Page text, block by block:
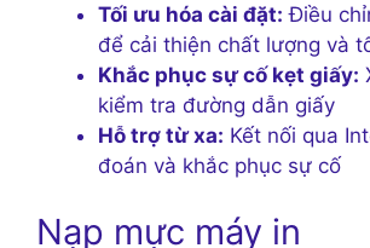
Tối ưu hóa cài đặt: Điều
để cải thiện chất lượng và
Khắc phục sự cố kẹt giấy:
kiểm tra đường dẫn giấy
Hỗ trợ từ xa: Kết nối qua
đoán và khắc phục sự cố
Nạp mực máy in